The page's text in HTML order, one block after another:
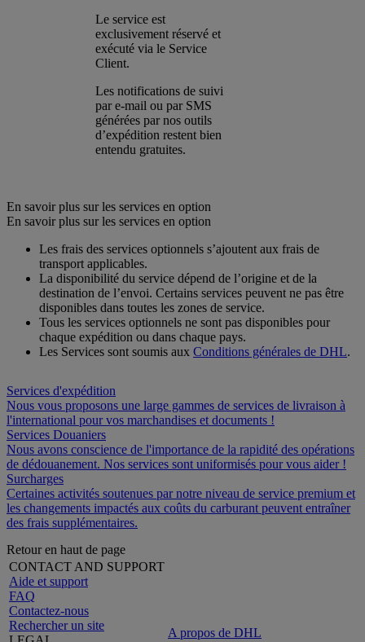
Le service est
exclusivement réservé et
exécuté via le Service
Client.
Les notifications de suivi
par e-mail ou par SMS
générées par nos outils
d’expédition restent bien
entendu gratuites.
En savoir plus sur les services en option
En savoir plus sur les services en option
Les frais des services optionnels s’ajoutent aux frais de
transport applicables.
La disponibilité du service dépend de l’origine et de la
destination de l’envoi. Certains services peuvent ne pas être
disponibles dans toutes les zones de service.
Tous les services optionnels ne sont pas disponibles pour
chaque expédition ou dans chaque pays.
Les Services sont soumis aux Conditions générales de DHL.
Services d'expédition
Nous vous proposons une large gammes de services de livraison à
l'international pour vos marchandises et documents !
Services Douaniers
Nous avons conscience de l'importance de la rapidité des opérations
de dédouanement. Nos services sont uniformisés pour vous aider !
Surcharges
Certaines activités soutenues par notre niveau de service premium et
les changements impactés aux coûts du carburant peuvent entraîner
des frais supplémentaires.
Retour en haut de page
CONTACT AND SUPPORT
Aide et support
FAQ
Contactez-nous
Rechercher un site
A propos de DHL